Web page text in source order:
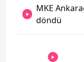
MKE
döndü